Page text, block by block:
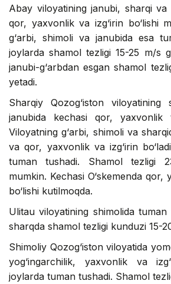
Abay viloyatining janubi, sharqi va
qor, yaxvonlik va izg‘irin bo‘lishi
g‘arbi, shimoli va janubida esa
joylarda shamol tezligi 15-25 m/s
janubi-g‘arbdan esgan shamol
yetadi.
Sharqiy Qozog‘iston
janubida kechasi qor, yaxvonlik
Viloyatning g‘arbi, shimoli va
va qor, yaxvonlik va izg‘irin
tuman tushadi. Shamol tezligi
mumkin. Kechasi O‘skemenda qor,
bo‘lishi kutilmoqda.
Ulitau viloyatining shimolida
sharqda shamol tezligi kunduzi 15-
Shimoliy Qozog‘iston viloyatida
yog‘ingarchilik, yaxvonlik va
joylarda tuman tushadi. Shamol